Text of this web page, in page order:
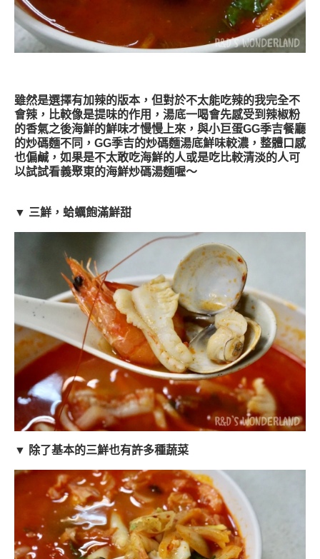
雖然是選擇有加辣的版本，但對於不太能吃辣的我完全不
會辣，比較像是提味的作用，湯底一喝會先感受到辣椒粉
的香氣之後海鮮的鮮味才慢慢上來，與小巨蛋GG季吉餐廳
的炒碼麵不同，GG季吉的炒碼麵湯底鮮味較濃，整體口感
也偏鹹，如果是不太敢吃海鮮的人或是吃比較清淡的人可
以試試看義聚東的海鮮炒碼湯麵喔～
▼ 三鮮，蛤蠣飽滿鮮甜
▼ 除了基本的三鮮也有許多種蔬菜